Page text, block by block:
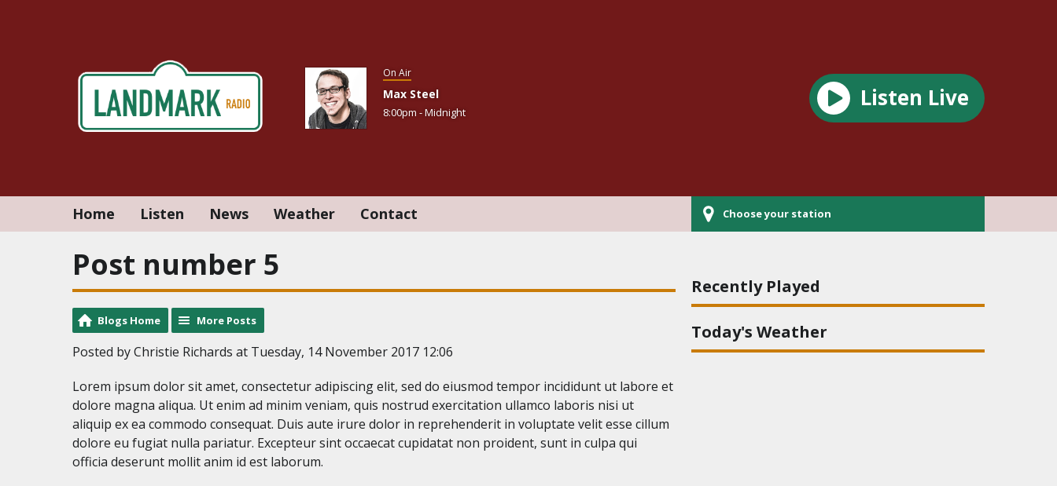
On Air
Max Steel
8:00pm - Midnight
Listen Live
Home Listen News Weather Contact Choose your station
Post number 5
Blogs Home More Posts
Posted by Christie Richards at Tuesday, 14 November 2017 12:06
Lorem ipsum dolor sit amet, consectetur adipiscing elit, sed do eiusmod tempor incididunt ut labore et
dolore magna aliqua. Ut enim ad minim veniam, quis nostrud exercitation ullamco laboris nisi ut
aliquip ex ea commodo consequat. Duis aute irure dolor in reprehenderit in voluptate velit esse cillum
dolore eu fugiat nulla pariatur. Excepteur sint occaecat cupidatat non proident, sunt in culpa qui
officia deserunt mollit anim id est laborum.
Recently Played
Today's Weather